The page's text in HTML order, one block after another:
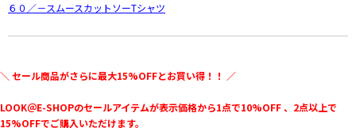
６０／－スムースカットソーTシャツ
＼ セール商品がさらに最大15%OFFとお買い得！！ ／
LOOK＠E-SHOPのセールアイテムが表示価格から1点で10%OFF 、2点以上で
15%OFFでご購入いただけます。